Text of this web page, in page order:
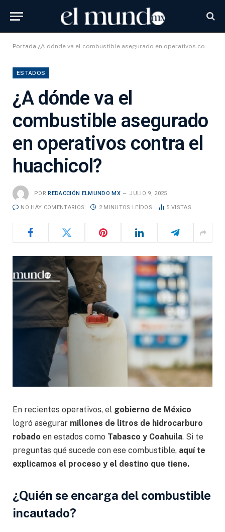
Portada ¿A dónde va el combustible asegurado en operativos contra el huachicol?
ESTADOS
¿A dónde va el
combustible asegurado
en operativos contra el
huachicol?
POR REDACCIÓN ELMUNDO MX JULIO 9, 2025
NO HAY COMENTARIOS 2 MINUTOS LEÍDOS 5 VISTAS
En recientes operativos, el gobierno de México
logró asegurar millones de litros de hidrocarburo
robado en estados como Tabasco y Coahuila. Si te
preguntas qué sucede con ese combustible, aquí te
explicamos el proceso y el destino que tiene.
¿Quién se encarga del combustible
incautado?